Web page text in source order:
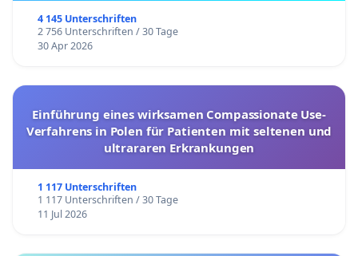
4 145 Unterschriften
2 756 Unterschriften / 30 Tage
30 Apr 2026
Einführung eines wirksamen Compassionate Use-
Verfahrens in Polen für Patienten mit seltenen und
ultrararen Erkrankungen
1 117 Unterschriften
1 117 Unterschriften / 30 Tage
11 Jul 2026